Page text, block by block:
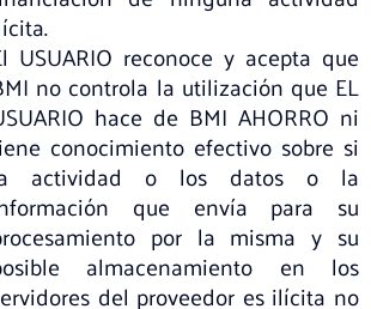
USUARIO reconoce y acepta que
no controla la utilización que EL
hace de BMI AHORRO ni
conocimiento efectivo sobre si
actividad o los datos o la
que envía para su
por la misma y su
almacenamiento en los
del proveedor es ilícita no